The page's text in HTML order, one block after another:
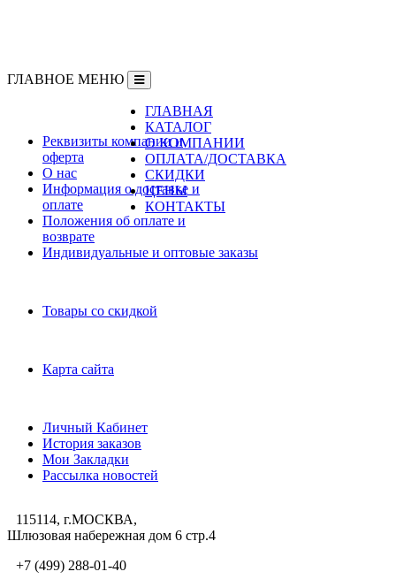
ГЛАВНОЕ МЕНЮ
ГЛАВНАЯ
КАТАЛОГ
О КОМПАНИИ
ОПЛАТА/ДОСТАВКА
СКИДКИ
ЦЕНЫ
КОНТАКТЫ
Реквизиты компании и
оферта
О нас
Информация о доставке и
оплате
Положения об оплате и
возврате
Индивидуальные и оптовые заказы
Товары со скидкой
Карта сайта
Личный Кабинет
История заказов
Мои Закладки
Рассылка новостей
115114, г.МОСКВА,
Шлюзовая набережная дом 6 стр.4
+7 (499) 288-01-40